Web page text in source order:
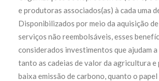
e produtoras associados(as) à cada uma
Disponibilizados por meio da aquisição de
serviços não reembolsáveis, esses
considerados investimentos que ajudam
tanto as cadeias de valor da agricultura e
baixa emissão de carbono, quanto o papel